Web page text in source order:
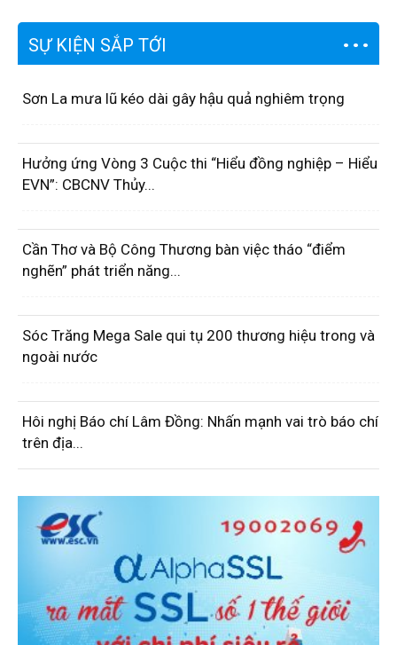
SỰ KIỆN SẮP TỚI
Sơn La mưa lũ kéo dài gây hậu quả nghiêm trọng
Hưởng ứng Vòng 3 Cuộc thi “Hiểu đồng nghiệp – Hiểu
EVN”: CBCNV Thủy...
Cần Thơ và Bộ Công Thương bàn việc tháo “điểm
nghẽn” phát triển năng...
Sóc Trăng Mega Sale qui tụ 200 thương hiệu trong và
ngoài nước
Hôi nghị Báo chí Lâm Đồng: Nhấn mạnh vai trò báo chí
trên địa...